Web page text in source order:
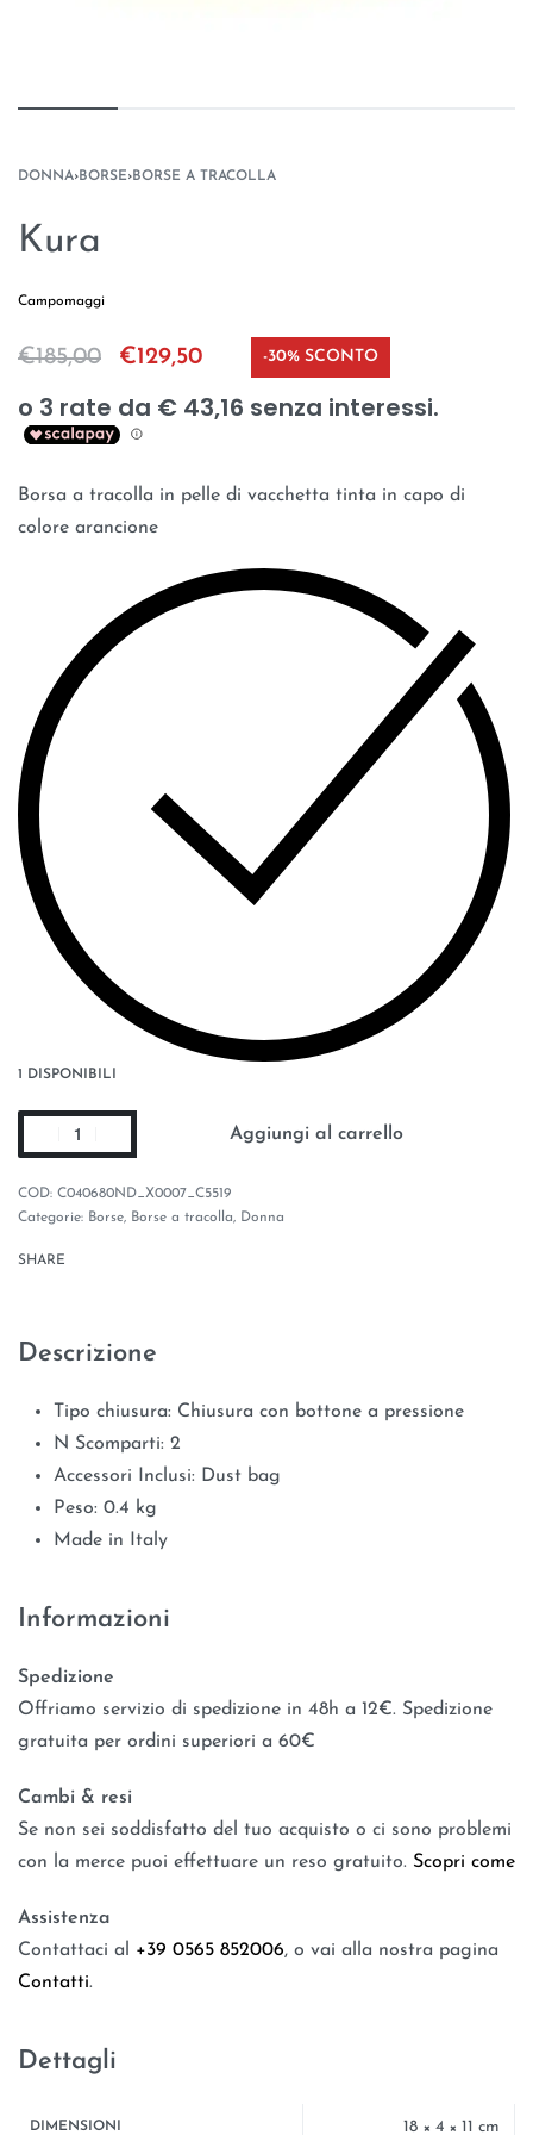
DONNA›BORSE›BORSE A TRACOLLA
Kura
Campomaggi
€185,00 €129,50 -30% SCONTO
Borsa a tracolla in pelle di vacchetta tinta in capo di
colore arancione
1 DISPONIBILI
Aggiungi al carrello
C040680ND_X0007_C5519
Categorie: Borse, Borse a tracolla, Donna
SHARE
Descrizione
Tipo chiusura: Chiusura con bottone a pressione
N Scomparti: 2
Accessori Inclusi: Dust bag
Peso: 0.4 kg
Made in Italy
Informazioni
Spedizione
Offriamo servizio di spedizione in 48h a 12€. Spedizione
gratuita per ordini superiori a 60€
Cambi & resi
Se non sei soddisfatto del tuo acquisto o ci sono problemi
con la merce puoi effettuare un reso gratuito. Scopri come
Assistenza
Contattaci al +39 0565 852006, o vai alla nostra pagina
Contatti.
Dettagli
DIMENSIONI 18 × 4 × 11 cm